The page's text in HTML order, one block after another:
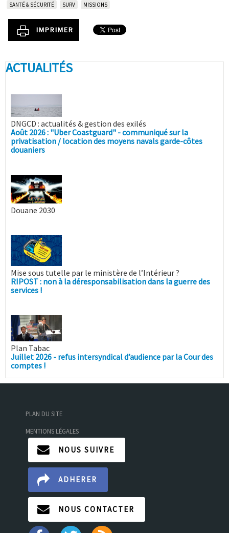
SANTÉ & SÉCURITÉ SURV MISSIONS
IMPRIMER
ACTUALITÉS
DNGCD : actualités & gestion des exilés
Août 2026 : "Uber Coastguard" - communiqué sur la
privatisation / location des moyens navals garde-côtes
douaniers
Douane 2030
Mise sous tutelle par le ministère de l’Intérieur ?
RIPOST : non à la déresponsabilisation dans la guerre des
services !
Plan Tabac
Juillet 2026 - refus intersyndical d’audience par la Cour des
comptes !
PLAN DU SITE
MENTIONS LÉGALES
NOUS SUIVRE
ADHERER
NOUS CONTACTER